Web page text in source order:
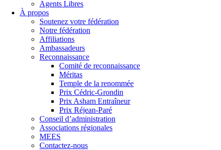
Agents Libres
À propos
Soutenez votre fédération
Notre fédération
Affiliations
Ambassadeurs
Reconnaissance
Comité de reconnaissance
Méritas
Temple de la renommée
Prix Cédric-Grondin
Prix Asham Entraîneur
Prix Réjean-Paré
Conseil d’administration
Associations régionales
MEES
Contactez-nous